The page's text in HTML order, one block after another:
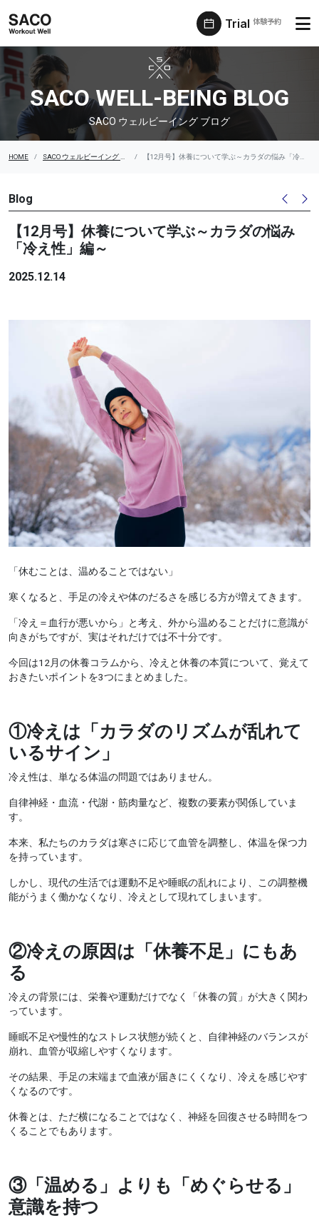
Trial 体験予約
SACO ウェルビーイング ブログ
SACO WELL-BEING BLOG
SACO ウェルビーイング ブログ
HOME SACO ウェルビーイング ブログ 【12月号】休養について学ぶ～カラダの悩み「冷え性」編～
Blog
【12月号】休養について学ぶ～カラダの悩み
「冷え性」編～
2025.12.14
「休むことは、温めることではない」
寒くなると、手足の冷えや体のだるさを感じる方が増えてきます。
「冷え＝血行が悪いから」と考え、外から温めることだけに意識が
向きがちですが、実はそれだけでは不十分です。
今回は12月の休養コラムから、冷えと休養の本質について、覚えて
おきたいポイントを3つにまとめました。
①冷えは「カラダのリズムが乱れて
いるサイン」
冷え性は、単なる体温の問題ではありません。
自律神経・血流・代謝・筋肉量など、複数の要素が関係していま
す。
本来、私たちのカラダは寒さに応じて血管を調整し、体温を保つ力
を持っています。
しかし、現代の生活では運動不足や睡眠の乱れにより、この調整機
能がうまく働かなくなり、冷えとして現れてしまいます。
②冷えの原因は「休養不足」にもあ
る
冷えの背景には、栄養や運動だけでなく「休養の質」が大きく関わ
っています。
睡眠不足や慢性的なストレス状態が続くと、自律神経のバランスが
崩れ、血管が収縮しやすくなります。
その結果、手足の末端まで血液が届きにくくなり、冷えを感じやす
くなるのです。
休養とは、ただ横になることではなく、神経を回復させる時間をつ
くることでもあります。
③「温める」よりも「めぐらせる」
意識を持つ